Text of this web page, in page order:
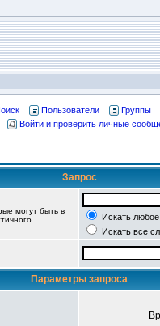
Пользователи Группы
Войти и проверить личные
Запрос
могут быть в
Искать
Искать все
Параметры запроса